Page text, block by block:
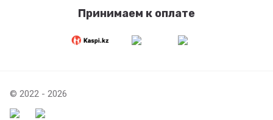
Принимаем к оплате
© 2022 - 2026